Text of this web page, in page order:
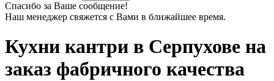
Спасибо за Ваше сообщение!
Наш менеджер свяжется с Вами в ближайшее время.
Кухни кантри в Серпухове на
заказ фабричного качества